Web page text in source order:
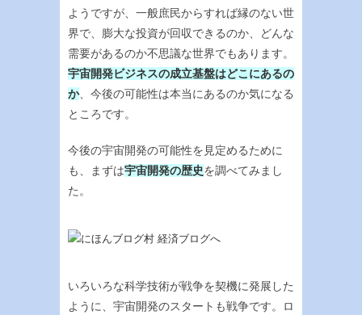
ようですが、一般庶民からすれば縁のない世
界で、膨大な投資が回収できるのか、どんな
需要があるのか不思議な世界でもあります。
宇宙開発ビジネスの成立基盤はどこにあるの
か、今後の可能性は本当にあるのか気になる
ところです。
今後の宇宙開発の可能性を見定めるために
も、まずは宇宙開発の歴史を調べてみまし
た。
いろいろな科学技術が戦争を契機に発展した
ように、宇宙開発のスタートも戦争です。ロ